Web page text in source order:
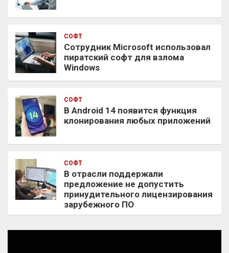
СОФТ
Сотрудник Microsoft использовал
пиратский софт для взлома
Windows
СОФТ
В Android 14 появится функция
клонирования любых приложений
СОФТ
В отрасли поддержали
предложение не допустить
принудительного лицензирования
зарубежного ПО